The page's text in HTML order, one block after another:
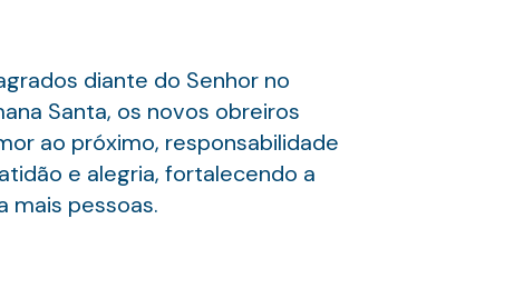
diante do Senhor no
Santa, os novos obreiros
ao próximo, responsabilidade
e alegria, fortalecendo a
mais pessoas.